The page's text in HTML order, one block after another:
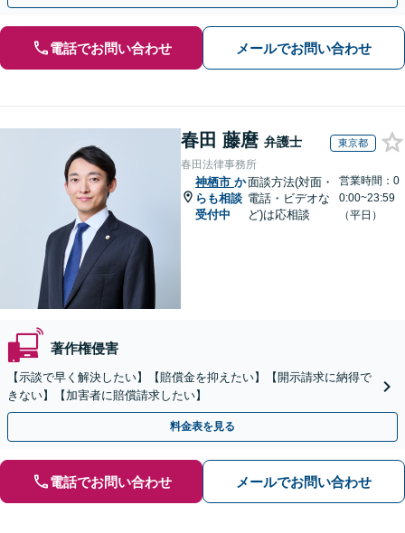
電話でお問い合わせ メールでお問い合わせ
春田 藤麿 弁護士 東京都
春田法律事務所
神栖市 か
らも相談
受付中
面談方法(対面・
電話・ビデオな
ど)は応相談
営業時間：0
0:00~23:59
（平日）
著作権侵害
【示談で早く解決したい】【賠償金を抑えたい】【開示請求に納得で
きない】【加害者に賠償請求したい】
料金表を見る
電話でお問い合わせ メールでお問い合わせ